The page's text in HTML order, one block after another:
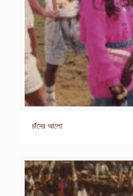
চাঁদের আলো